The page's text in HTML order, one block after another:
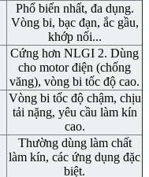
Phổ biến nhất, đa dụng.
Vòng bi, bạc đạn, ắc gầu,
khớp nối...
Cứng hơn NLGI 2. Dùng
cho motor điện (chống
văng), vòng bi tốc độ cao.
Vòng bi tốc độ chậm, chịu
tải nặng, yêu cầu làm kín
cao.
Thường dùng làm chất
làm kín, các ứng dụng đặc
biệt.